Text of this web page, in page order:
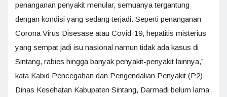
penanganan penyakit menular, semuanya tergantung
dengan kondisi yang sedang terjadi. Seperti penanganan
Corona Virus Disesase atau Covid-19, hepatitis misterius
yang sempat jadi isu nasional namun tidak ada kasus di
Sintang, rabies hingga banyak penyakit-penyakit lainnya,”
kata Kabid Pencegahan dan Pengendalian Penyakit (P2)
Dinas Kesehatan Kabupaten Sintang, Darmadi belum lama